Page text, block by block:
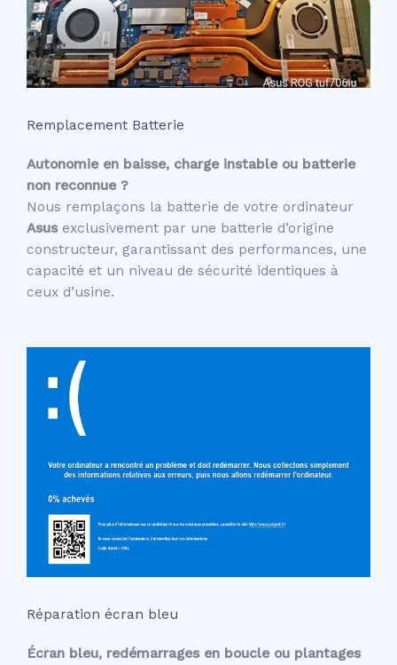
Remplacement Batterie
Autonomie en baisse, charge instable ou batterie
non reconnue ?
Nous remplaçons la batterie de votre ordinateur
Asusexclusivement par une batterie d’origine
constructeur, garantissant des performances, une
capacité et un niveau de sécurité identiques à
ceux d’usine.
Réparation écran bleu
Écran bleu, redémarrages en boucle ou plantages